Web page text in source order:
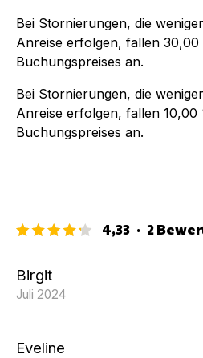
Bei Stornierungen, die
Anreise erfolgen, fallen 30,00
Buchungspreises an.
Bei Stornierungen, die
Anreise erfolgen, fallen 10,00
Buchungspreises an.
4,33 · 2
Birgit
Juli 2024
Eveline